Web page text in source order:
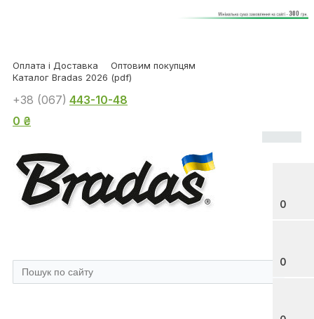
Оплата і Доставка
Оптовим покупцям
Каталог Bradas 2026 (pdf)
0
0
+38 (067) 443-10-48
0 ₴